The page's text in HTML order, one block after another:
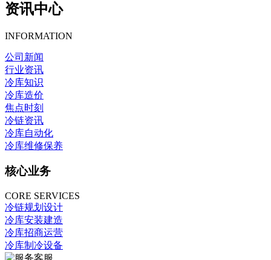
资讯中心
INFORMATION
公司新闻
行业资讯
冷库知识
冷库造价
焦点时刻
冷链资讯
冷库自动化
冷库维修保养
核心业务
CORE SERVICES
冷链规划设计
冷库安装建造
冷库招商运营
冷库制冷设备